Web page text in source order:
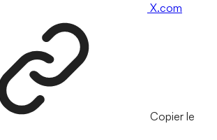
X.com
Copier le